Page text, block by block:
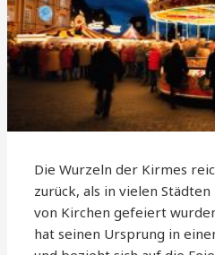
Die Wurzeln der Kirmes
zurück, als in vielen
von Kirchen gefeiert
hat seinen Ursprung in